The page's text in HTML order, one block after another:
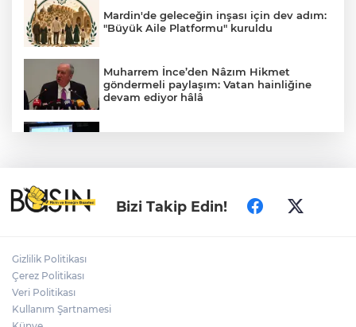
Mardin'de geleceğin inşası için dev adım:
"Büyük Aile Platformu" kuruldu
Muharrem İnce’den Nâzım Hikmet
göndermeli paylaşım: Vatan hainliğine
devam ediyor hâlâ
Üsküdar’da seçimi CHP’nin adayı Sibel
Tan Çetinkaya kazandı
Bizi Takip Edin!
Gizlilik Politikası
Çerez Politikası
Veri Politikası
Kullanım Şartnamesi